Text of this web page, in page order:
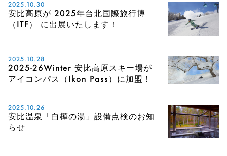
2025.10.30
安比高原が 2025年台北国際旅行博
（ITF） に出展いたします！
2025.10.28
2025-26Winter 安比高原スキー場が
アイコンパス（Ikon Pass）に加盟！
2025.10.26
安比温泉「白樺の湯」設備点検のお知
らせ